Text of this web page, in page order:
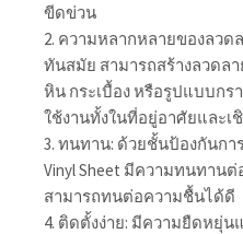
ขีดข่วน
2. ความหลากหลายของลวด
ทันสมัย สามารถสร้างลวดล
หิน กระเบื้อง หรือรูปแบบกร
ใช้งานทั้งในที่อยู่อาศัยและ
3. ทนทาน: ด้วยชั้นป้องกันกา
Vinyl Sheet มีความทนทาน
สามารถทนต่อความชื้นได้ดี
4. ติดตั้งง่าย: มีความยืดหยุ่